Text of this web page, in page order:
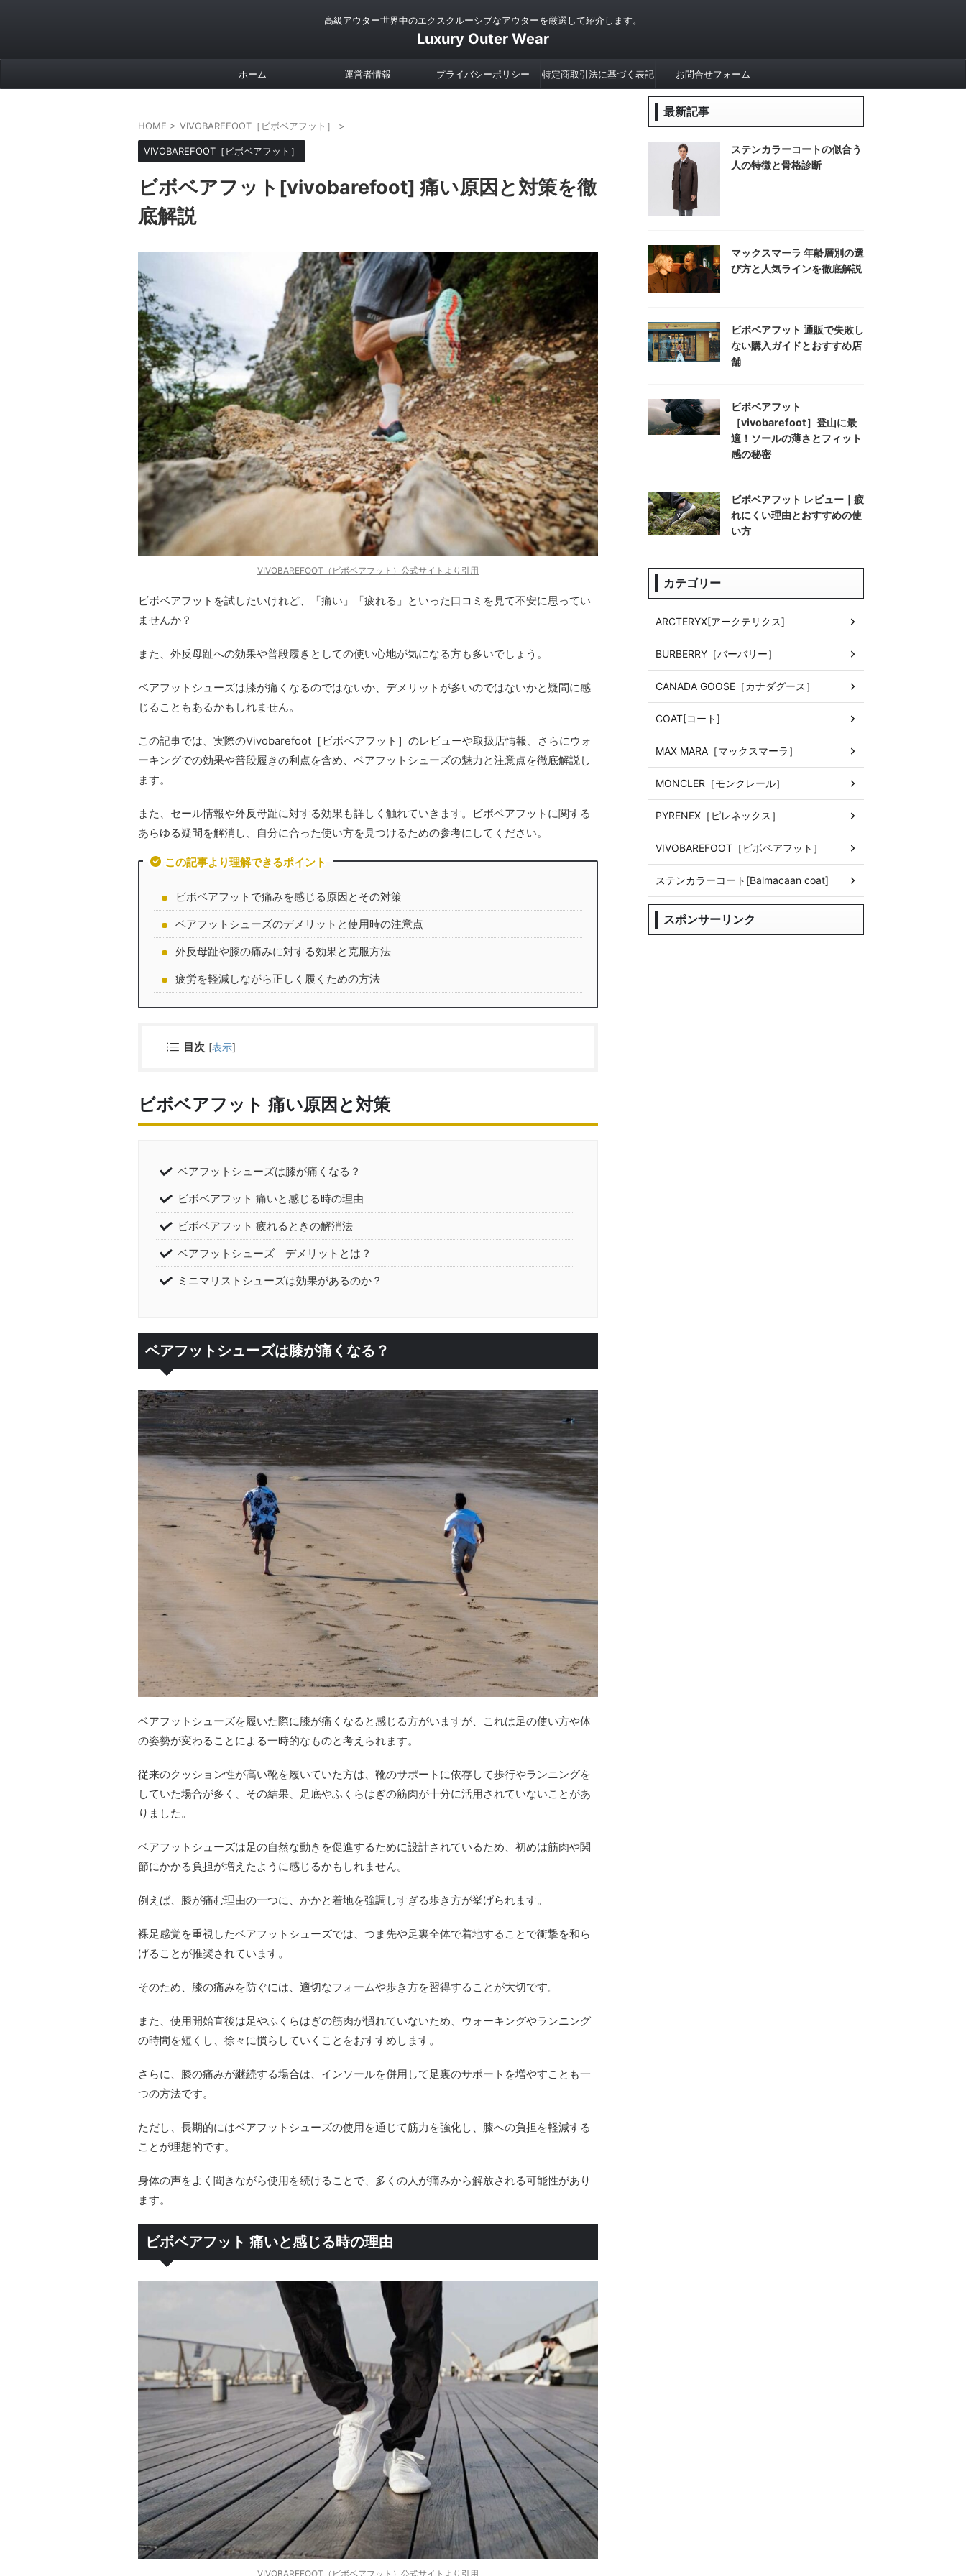
高級アウター世界中のエクスクルーシブなアウターを厳選して紹介します。
Luxury Outer Wear
ホーム 運営者情報 プライバシーポリシー 特定商取引法に基づく表記 お問合せフォーム
HOME > VIVOBAREFOOT［ビボベアフット］ >
VIVOBAREFOOT［ビボベアフット］
ビボベアフット[vivobarefoot] 痛い原因と対策を徹
底解説
VIVOBAREFOOT（ビボベアフット）公式サイトより引用
ビボベアフットを試したいけれど、「痛い」「疲れる」といった口コミを見て不安に思ってい
ませんか？
また、外反母趾への効果や普段履きとしての使い心地が気になる方も多いでしょう。
ベアフットシューズは膝が痛くなるのではないか、デメリットが多いのではないかと疑問に感
じることもあるかもしれません。
この記事では、実際のVivobarefoot［ビボベアフット］のレビューや取扱店情報、さらにウォ
ーキングでの効果や普段履きの利点を含め、ベアフットシューズの魅力と注意点を徹底解説し
ます。
また、セール情報や外反母趾に対する効果も詳しく触れていきます。ビボベアフットに関する
あらゆる疑問を解消し、自分に合った使い方を見つけるための参考にしてください。
この記事より理解できるポイント
ビボベアフットで痛みを感じる原因とその対策
ベアフットシューズのデメリットと使用時の注意点
外反母趾や膝の痛みに対する効果と克服方法
疲労を軽減しながら正しく履くための方法
目次 [表示]
ビボベアフット 痛い原因と対策
ベアフットシューズは膝が痛くなる？
ビボベアフット 痛いと感じる時の理由
ビボベアフット 疲れるときの解消法
ベアフットシューズ デメリットとは？
ミニマリストシューズは効果があるのか？
ベアフットシューズは膝が痛くなる？
ベアフットシューズを履いた際に膝が痛くなると感じる方がいますが、これは足の使い方や体
の姿勢が変わることによる一時的なものと考えられます。
従来のクッション性が高い靴を履いていた方は、靴のサポートに依存して歩行やランニングを
していた場合が多く、その結果、足底やふくらはぎの筋肉が十分に活用されていないことがあ
りました。
ベアフットシューズは足の自然な動きを促進するために設計されているため、初めは筋肉や関
節にかかる負担が増えたように感じるかもしれません。
例えば、膝が痛む理由の一つに、かかと着地を強調しすぎる歩き方が挙げられます。
裸足感覚を重視したベアフットシューズでは、つま先や足裏全体で着地することで衝撃を和ら
げることが推奨されています。
そのため、膝の痛みを防ぐには、適切なフォームや歩き方を習得することが大切です。
また、使用開始直後は足やふくらはぎの筋肉が慣れていないため、ウォーキングやランニング
の時間を短くし、徐々に慣らしていくことをおすすめします。
さらに、膝の痛みが継続する場合は、インソールを併用して足裏のサポートを増やすことも一
つの方法です。
ただし、長期的にはベアフットシューズの使用を通じて筋力を強化し、膝への負担を軽減する
ことが理想的です。
身体の声をよく聞きながら使用を続けることで、多くの人が痛みから解放される可能性があり
ます。
ビボベアフット 痛いと感じる時の理由
VIVOBAREFOOT（ビボベアフット）公式サイトより引用
最新記事
ステンカラーコートの似合う
人の特徴と骨格診断
マックスマーラ 年齢層別の選
び方と人気ラインを徹底解説
ビボベアフット 通販で失敗し
ない購入ガイドとおすすめ店
舗
ビボベアフット
［vivobarefoot］登山に最
適！ソールの薄さとフィット
感の秘密
ビボベアフット レビュー｜疲
れにくい理由とおすすめの使
い方
カテゴリー
ARCTERYX[アークテリクス]
BURBERRY［バーバリー］
CANADA GOOSE［カナダグース］
COAT[コート]
MAX MARA［マックスマーラ］
MONCLER［モンクレール］
PYRENEX［ピレネックス］
VIVOBAREFOOT［ビボベアフット］
ステンカラーコート[Balmacaan coat]
スポンサーリンク